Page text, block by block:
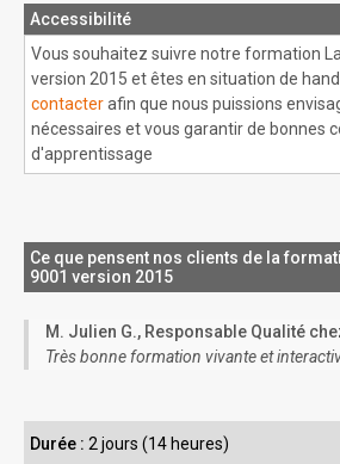
Accessibilité
Vous souhaitez suivre notre formation
version 2015 et êtes en situation de
contacterafin que nous puissions
nécessaires et vous garantir de bonnes
d'apprentissage
Ce que pensent nos clients de la
9001 version 2015
M. Julien G., Responsable Qualité
Très bonne formation vivante et
Durée : 2 jours (14 heures)